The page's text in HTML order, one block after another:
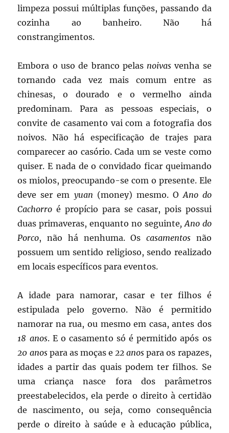
limpeza possui múltiplas funções, passando da
cozinha ao banheiro. Não há
constrangimentos.
Embora o uso de branco pelas noivas venha se
tornando cada vez mais comum entre as
chinesas, o dourado e o vermelho ainda
predominam. Para as pessoas especiais, o
convite de casamento vai com a fotografia dos
noivos. Não há especificação de trajes para
comparecer ao casório. Cada um se veste como
quiser. E nada de o convidado ficar queimando
os miolos, preocupando-se com o presente. Ele
deve ser em yuan (money) mesmo. OAno do
Cachorro é propício para se casar, pois possui
duas primaveras, enquanto no seguinte, Ano do
Porco, não há nenhuma. Os casamentosnão
possuem um sentido religioso, sendo realizado
em locais específicos para eventos.
A idade para namorar, casar e ter filhos é
estipulada pelo governo. Não é permitido
namorar na rua, ou mesmo em casa, antes dos
18 anos. E o casamento só é permitido após os
20 anospara as moças e22 anos para os rapazes,
idades a partir das quais podem ter filhos. Se
uma criança nasce fora dos parâmetros
preestabelecidos, ela perde o direito à certidão
de nascimento, ou seja, como consequência
perde o direito à saúde e à educação pública,